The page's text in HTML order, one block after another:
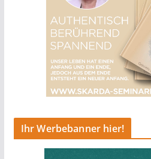
Ihr Werbebanner hier!